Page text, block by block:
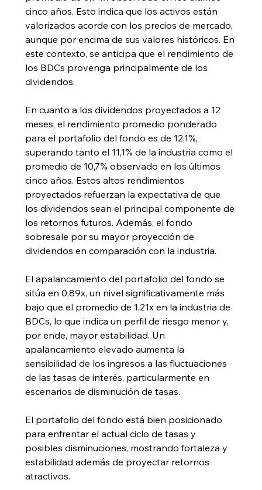
cinco años. Esto indica que los activos están
valorizados acorde con los precios de mercado,
aunque por encima de sus valores históricos. En
este contexto, se anticipa que el rendimiento de
los BDCs provenga principalmente de los
dividendos.
En cuanto a los dividendos proyectados a 12
meses, el rendimiento promedio ponderado
para el portafolio del fondo es de 12,1%,
superando tanto el 11,1% de la industria como el
promedio de 10,7% observado en los últimos
cinco años. Estos altos rendimientos
proyectados refuerzan la expectativa de que
los dividendos sean el principal componente de
los retornos futuros. Además, el fondo
sobresale por su mayor proyección de
dividendos en comparación con la industria.
El apalancamiento del portafolio del fondo se
sitúa en 0,89x, un nivel significativamente más
bajo que el promedio de 1,21x en la industria de
BDCs, lo que indica un perfil de riesgo menor y,
por ende, mayor estabilidad. Un
apalancamiento elevado aumenta la
sensibilidad de los ingresos a las fluctuaciones
de las tasas de interés, particularmente en
escenarios de disminución de tasas.
El portafolio del fondo está bien posicionado
para enfrentar el actual ciclo de tasas y
posibles disminuciones, mostrando fortaleza y
estabilidad además de proyectar retornos
atractivos.